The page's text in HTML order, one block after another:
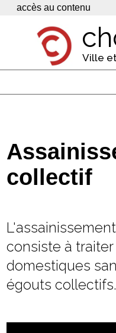
Panneau de gestion des cookies
accès au contenu
Ville
Economie
Services
collectif
consiste à
domestiques
égouts collectifs.